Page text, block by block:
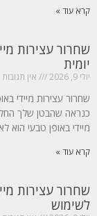
קרא עוד »
שחרור עצירות
יומית
יולי 9, 2026 אין תגובות
שחרור עצירות מיידי
כנראה שהבטן שלך
מיידי באופן טבעי הוא
קרא עוד »
שחרור עצירות
לשימוש